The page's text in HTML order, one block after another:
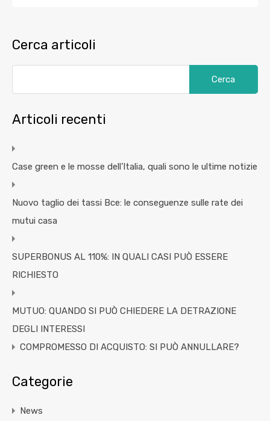
Cerca articoli
Articoli recenti
Case green e le mosse dell’Italia, quali sono le ultime notizie
Nuovo taglio dei tassi Bce: le conseguenze sulle rate dei
mutui casa
SUPERBONUS AL 110%: IN QUALI CASI PUÒ ESSERE
RICHIESTO
MUTUO: QUANDO SI PUÒ CHIEDERE LA DETRAZIONE
DEGLI INTERESSI
COMPROMESSO DI ACQUISTO: SI PUÒ ANNULLARE?
Categorie
News